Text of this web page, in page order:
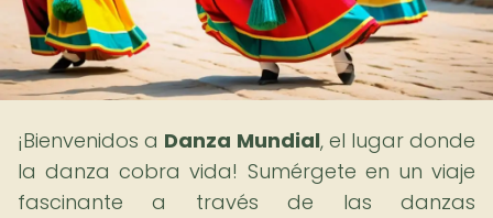
¡Bienvenidos a Danza Mundial, el lugar donde
la danza cobra vida! Sumérgete en un viaje
fascinante a través de las danzas